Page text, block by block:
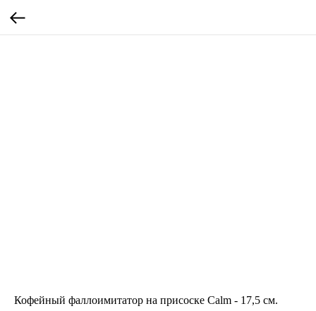
Кофейный фаллоимитатор на присоске Calm - 17,5 см.